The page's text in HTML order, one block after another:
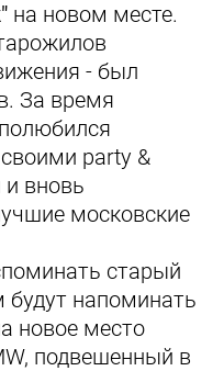
на новом месте.
- был
За время
party &
и вновь
московские
старый
будут напоминать
новое место
подвешенный в